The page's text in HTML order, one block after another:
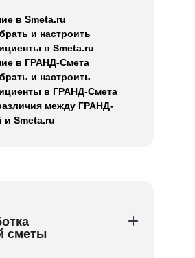
в Smeta.ru
и настроить
в Smeta.ru
в ГРАНД-Смета
и настроить
в ГРАНД-Смета
между ГРАНД-
и Smeta.ru
сметы